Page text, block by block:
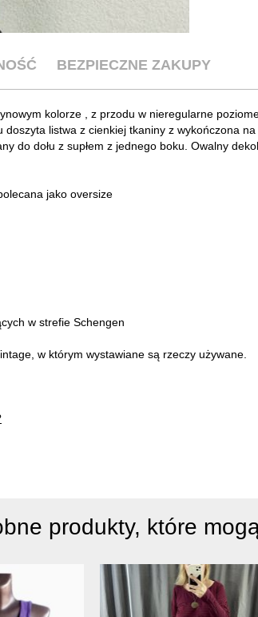
BEZPIECZNE ZAKUPY
kolorze , z przodu w nieregularne
listwa z cienkiej tkaniny z wykończona na
do dołu z supłem z jednego boku. Owalny
jako oversize
w strefie Schengen
w którym wystawiane są rzeczy używane.
produkty, które